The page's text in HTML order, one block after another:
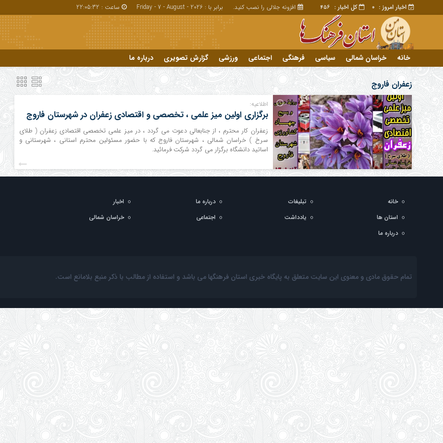
کل اخبار : 456 اخبار امروز : 0 افزونه جلالی را نصب کنید. برابر با : Friday - 7 - August - 2026 ساعت : 22:05:32
خانه خراسان شمالی سیاسی فرهنگی اجتماعی ورزشی گزارش تصویری درباره ما
تبلیغات درباره ما
زعفران فاروج
اطلاعیه:
برگزاری اولین میز علمی ، تخصصی و اقتصادی زعفران در شهرستان فاروج
زعفران کار محترم ، از جنابعالی دعوت می گردد ، در میز علمی تخصصی اقتصادی زعفران ( طلای
سرخ ) خراسان شمالی ، شهرستان فاروج که با حضور مسئولین محترم استانی ، شهرستانی و
اساتید دانشگاه برگزار می گردد شرکت فرمائید.
خانه تبلیغات درباره ما
اخبار
استان ها
یادداشت اجتماعی
خراسان شمالی
درباره ما
تمام حقوق مادی و معنوی این سایت متعلق به پایگاه خبری استان فرهنگها می باشد و استفاده از مطالب با ذکر منبع بلامانع است.